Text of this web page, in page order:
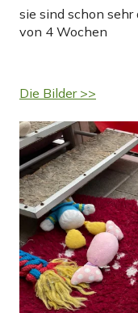
sie sind schon
von 4 Wochen
Die Bilder >>